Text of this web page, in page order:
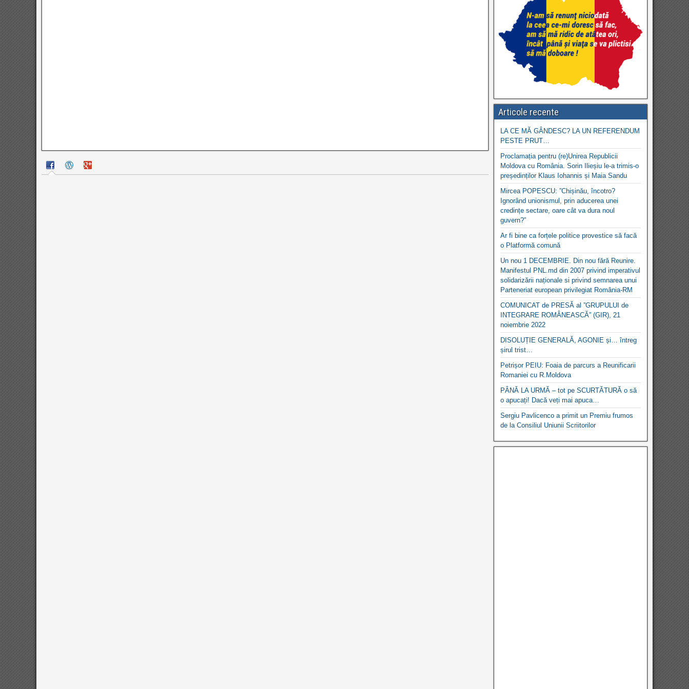
Articole recente
LA CE MĂ GÂNDESC? LA UN REFERENDUM
PESTE PRUT…
Proclamația pentru (re)Unirea Republicii
Moldova cu România. Sorin Ilieșiu le-a trimis-o
președinților Klaus Iohannis și Maia Sandu
Mircea POPESCU: ”Chișinău, încotro?
Ignorând unionismul, prin aducerea unei
credințe sectare, oare cât va dura noul
guvern?”
Ar fi bine ca forțele politice provestice să facă
o Platformă comună
Un nou 1 DECEMBRIE. Din nou fără Reunire.
Manifestul PNL.md din 2007 privind imperativul
solidarizării naționale si privind semnarea unui
Parteneriat european privilegiat România-RM
COMUNICAT de PRESĂ al ”GRUPULUI de
INTEGRARE ROMÂNEASCĂ” (GIR), 21
noiembrie 2022
DISOLUȚIE GENERALĂ, AGONIE și… întreg
șirul trist…
Petrișor PEIU: Foaia de parcurs a Reunificarii
Romaniei cu R.Moldova
PÂNĂ LA URMĂ – tot pe SCURTĂTURĂ o să
o apucați! Dacă veți mai apuca…
Sergiu Pavlicenco a primit un Premiu frumos
de la Consiliul Uniunii Scriitorilor